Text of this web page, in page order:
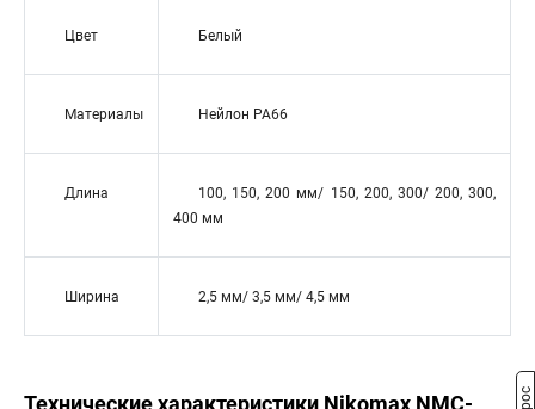
Цвет Белый
Материалы Нейлон РА66
Длина
100, 150, 200 мм/ 150, 200, 300/ 200, 300,
400 мм
Ширина 2,5 мм/ 3,5 мм/ 4,5 мм
Технические характеристики Nikomax NMC-